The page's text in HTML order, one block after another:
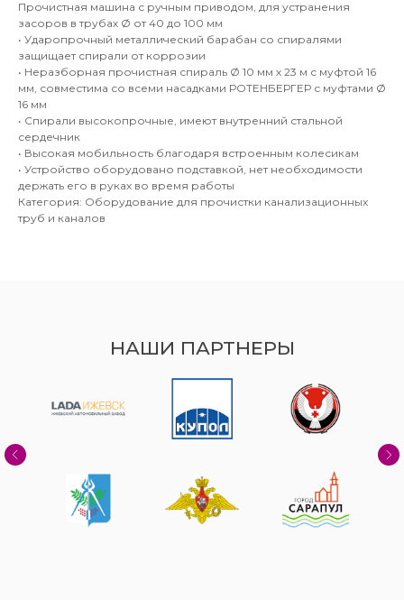
Прочистная машина с ручным приводом, для устранения
засоров в трубах Ø от 40 до 100 мм
• Ударопрочный металлический барабан со спиралями
защищает спирали от коррозии
• Неразборная прочистная спираль Ø 10 мм х 23 м с муфтой 16
мм, совместима со всеми насадками РОТЕНБЕРГЕР с муфтами Ø
16 мм
• Спирали высокопрочные, имеют внутренний стальной
сердечник
• Высокая мобильность благодаря встроенным колесикам
• Устройство оборудовано подставкой, нет необходимости
держать его в руках во время работы
Категория: Оборудование для прочистки канализационных
труб и каналов
НАШИ ПАРТНЕРЫ